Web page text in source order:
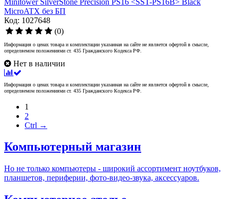
Minitower SilverStone Precision PS16 <SST-PS16B> Black
MicroATX без БП
Код: 1027648
(0)
Информация о ценах товара и комплектации указанная на сайте не является офертой в смысле,
определяемом положениями ст. 435 Гражданского Кодекса РФ.
Нет в наличии
Информация о ценах товара и комплектации указанная на сайте не является офертой в смысле,
определяемом положениями ст. 435 Гражданского Кодекса РФ.
1
2
Ctrl →
Компьютерный магазин
Но не только компьютеры - широкий ассортимент ноутбуков,
планшетов, периферии, фото-видео-звука, аксессуаров.